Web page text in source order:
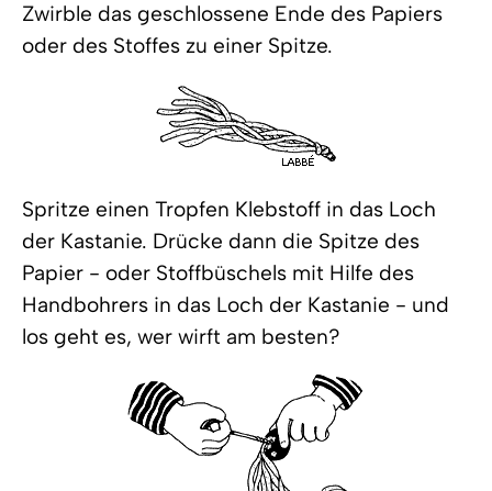
Zwirble das geschlossene Ende des Papiers
oder des Stoffes zu einer Spitze.
Spritze einen Tropfen Klebstoff in das Loch
der Kastanie. Drücke dann die Spitze des
Papier - oder Stoffbüschels mit Hilfe des
Handbohrers in das Loch der Kastanie - und
los geht es, wer wirft am besten?